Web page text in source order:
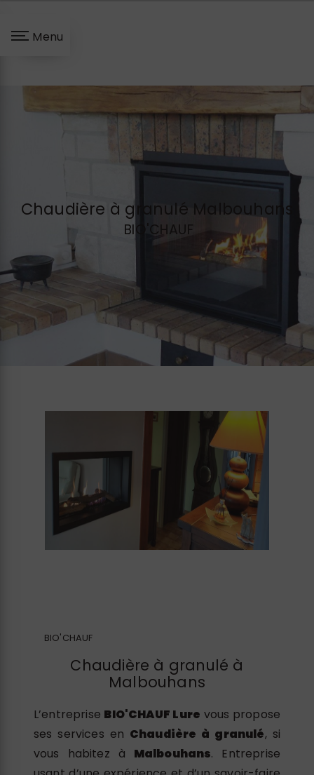
Menu
Chaudière à granulé Malbouhans
BIO'CHAUF
BIO'CHAUF
Chaudière à granulé à
Malbouhans
L’entreprise BIO'CHAUF Lure vous propose
ses services en Chaudière à granulé, si
vous habitez à Malbouhans. Entreprise